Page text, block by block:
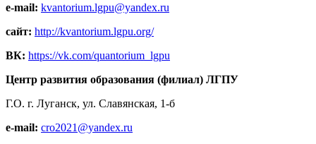
e-mail: kvantorium.lgpu@yandex.ru
сайт: http://kvantorium.lgpu.org/
ВК: https://vk.com/quantorium_lgpu
Центр развития образования (филиал) ЛГПУ
Г.О. г. Луганск, ул. Славянская, 1-б
e-mail: cro2021@yandex.ru